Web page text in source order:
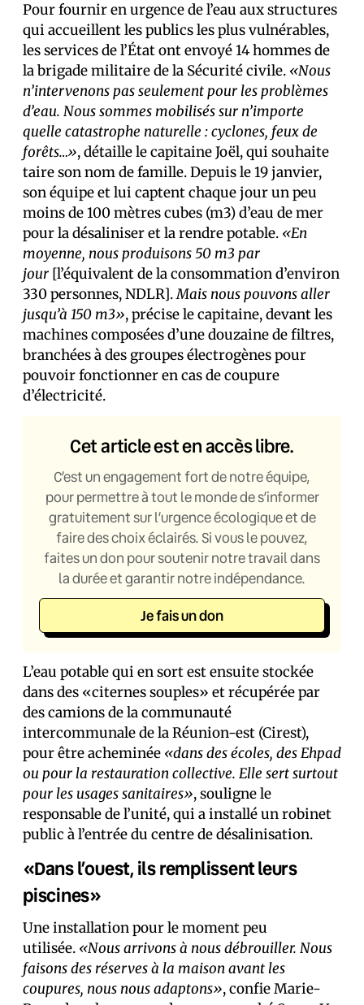
Pour fournir en urgence de l’eau aux structures
qui accueillent les publics les plus vulnérables,
les services de l’État ont envoyé 14 hommes de
la brigade militaire de la Sécurité civile. «Nous
n’intervenons pas seulement pour les problèmes
d’eau. Nous sommes mobilisés sur n’importe
quelle catastrophe naturelle : cyclones, feux de
forêts…», détaille le capitaine Joël, qui souhaite
taire son nom de famille. Depuis le 19 janvier,
son équipe et lui captent chaque jour un peu
moins de 100 mètres cubes (m3) d’eau de mer
pour la désaliniser et la rendre potable. «En
moyenne, nous produisons 50 m3 par
jour [l’équivalent de la consommation d’environ
330 personnes, NDLR].Mais nous pouvons aller
jusqu’à 150 m3», précise le capitaine, devant les
machines composées d’une douzaine de filtres,
branchées à des groupes électrogènes pour
pouvoir fonctionner en cas de coupure
d’électricité.
Cet article est en accès libre.
C’est un engagement fort de notre équipe,
pour permettre à tout le monde de s’informer
gratuitement sur l’urgence écologique et de
faire des choix éclairés. Si vous le pouvez,
faites un don pour soutenir notre travail dans
la durée et garantir notre indépendance.
Je fais un don
L’eau potable qui en sort est ensuite stockée
dans des «citernes souples» et récupérée par
des camions de la communauté
intercommunale de la Réunion-est (Cirest),
pour être acheminée «dans des écoles, des Ehpad
ou pour la restauration collective. Elle sert surtout
pour les usages sanitaires», souligne le
responsable de l’unité, qui a installé un robinet
public à l’entrée du centre de désalinisation.
«Dans l’ouest, ils remplissent leurs
piscines»
Une installation pour le moment peu
utilisée. «Nous arrivons à nous débrouiller. Nous
faisons des réserves à la maison avant les
coupures, nous nous adaptons», confie Marie-